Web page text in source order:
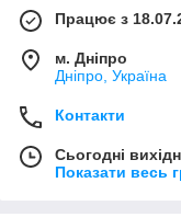
Працює з
м. Дніпро
Дніпро, Україна
Контакти
Сьогодні
Показати весь